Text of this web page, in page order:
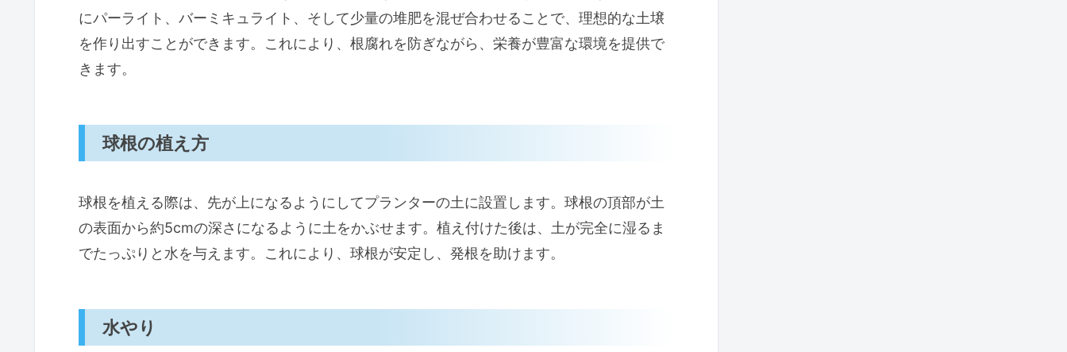
にパーライト、バーミキュライト、そして少量の堆肥を混ぜ合わせることで、理想的な土壌
を作り出すことができます。これにより、根腐れを防ぎながら、栄養が豊富な環境を提供で
きます。
球根の植え方
球根を植える際は、先が上になるようにしてプランターの土に設置します。球根の頂部が土
の表面から約5cmの深さになるように土をかぶせます。植え付けた後は、土が完全に湿るま
でたっぷりと水を与えます。これにより、球根が安定し、発根を助けます。
水やり